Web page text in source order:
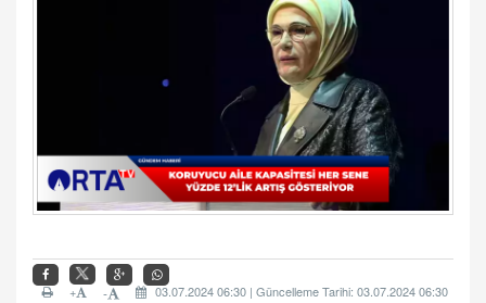
03.07.2024 06:30 | Güncelleme Tarihi: 03.07.2024 06:30
-
+